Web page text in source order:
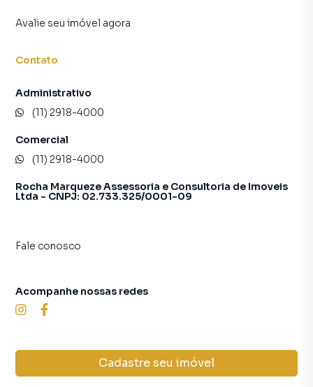
Avalie seu imóvel agora
Contato
Administrativo
(11) 2918-4000
Comercial
(11) 2918-4000
Rocha Marqueze Assessoria e Consultoria de Imoveis
Ltda - CNPJ: 02.733.325/0001-09
Fale conosco
Cadastre seu imóvel
Acompanhe nossas redes